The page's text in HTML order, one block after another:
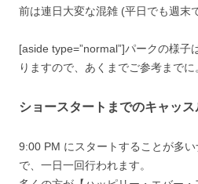
前は連日大変な混雑 (平日でも週末
[aside type=”normal”]パークの様子
りますので、あくまでご参考まで
ショースタートまでのキャッ
9:00 PM にスタートすることが多
で、一日一回行われます。